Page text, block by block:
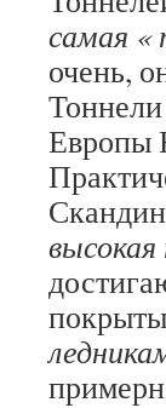
самая «
очень,
Европы
покрыты